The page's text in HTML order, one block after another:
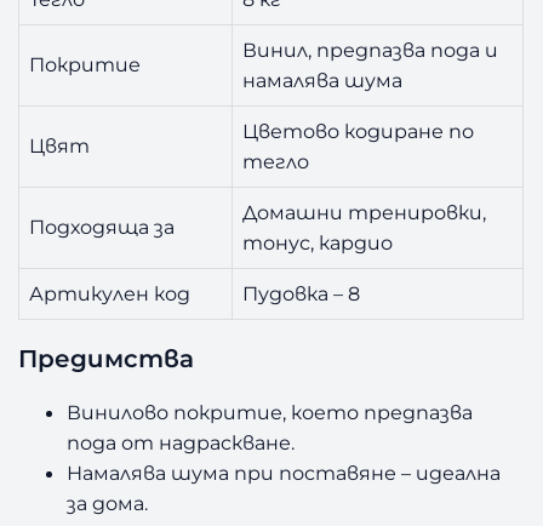
Покритие
Винил, предпазва пода и
намалява шума
Цвят
Цветово кодиране по
тегло
Подходяща за
Домашни тренировки,
тонус, кардио
Артикулен код Пудовка – 8
Предимства
Винилово покритие, което предпазва
пода от надраскване.
Намалява шума при поставяне – идеална
за дома.